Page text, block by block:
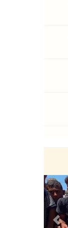
Previous